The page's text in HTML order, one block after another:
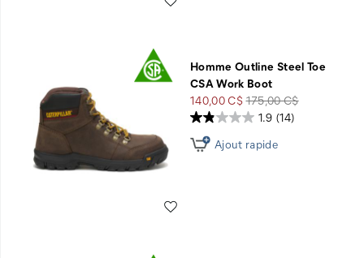
Homme Outline Steel Toe
CSA Work Boot
Prix
soldé
140,00 C$Prix
de
175,00 C$
1.9 (14)
Ajout rapide